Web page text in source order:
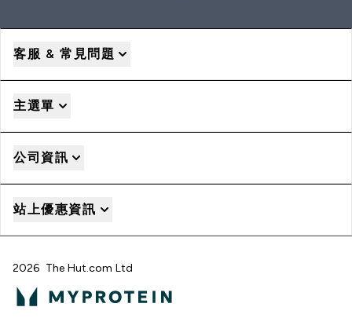
客服 & 常見問題
主選單
公司資訊
站上優惠資訊
2026 The Hut.com Ltd